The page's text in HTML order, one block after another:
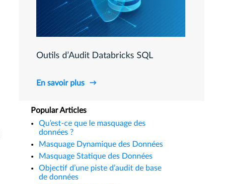
Outils d’Audit Databricks SQL
En savoir plus
Popular Articles
Qu’est-ce que le masquage des
données ?
Masquage Dynamique des Données
Masquage Statique des Données
Objectif d’une piste d’audit de base
de données